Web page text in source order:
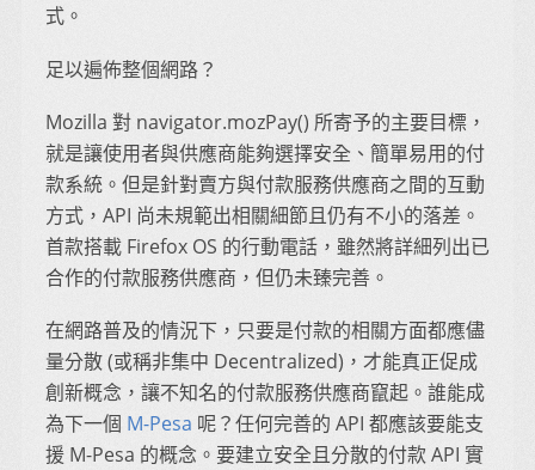
式。
足以遍佈整個網路？
Mozilla 對 navigator.mozPay() 所寄予的主要目標，
就是讓使用者與供應商能夠選擇安全、簡單易用的付
款系統。但是針對賣方與付款服務供應商之間的互動
方式，API 尚未規範出相關細節且仍有不小的落差。
首款搭載 Firefox OS 的行動電話，雖然將詳細列出已
合作的付款服務供應商，但仍未臻完善。
在網路普及的情況下，只要是付款的相關方面都應儘
量分散 (或稱非集中 Decentralized)，才能真正促成
創新概念，讓不知名的付款服務供應商竄起。誰能成
為下一個 M-Pesa 呢？任何完善的 API 都應該要能支
援 M-Pesa 的概念。要建立安全且分散的付款 API 實